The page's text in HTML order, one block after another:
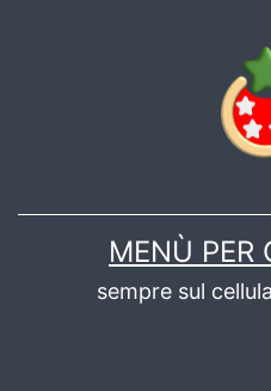
MENÙ PER
sempre sul